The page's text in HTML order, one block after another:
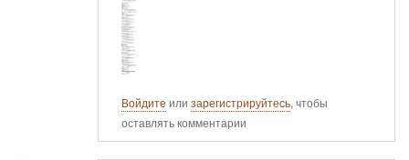
Войдите или зарегистрируйтесь, чтобы
оставлять комментарии